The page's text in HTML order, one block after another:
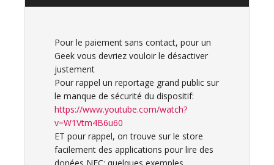
Pour le paiement sans contact, pour un
Geek vous devriez vouloir le désactiver
justement
Pour rappel un reportage grand public sur
le manque de sécurité du dispositif:
https://www.youtube.com/watch?
v=W1Vtm4B6u60
ET pour rappel, on trouve sur le store
facilement des applications pour lire des